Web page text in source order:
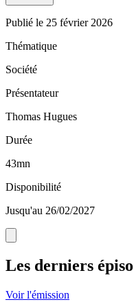
Publié le 25 février 2026
Thématique
Société
Présentateur
Thomas Hugues
Durée
43mn
Disponibilité
Jusqu'au 26/02/2027
Les derniers
Voir l'émission